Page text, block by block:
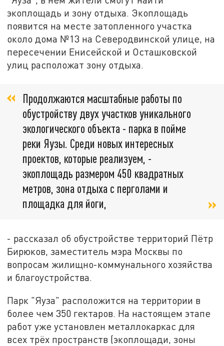
экоплощадь и зону отдыха. Экоплощадь
появится на месте затопленного участка
около дома №13 на Северодвинской улице, на
пересечении Енисейской и Осташковской
улиц расположат зону отдыха.
Продолжаются масштабные работы по
обустройству двух участков уникального
экологического объекта - парка в пойме
реки Яузы. Среди новых интересных
проектов, которые реализуем, -
экоплощадь размером 450 квадратных
метров, зона отдыха с перголами и
площадка для йоги,
- рассказал об обустройстве территорий Пётр
Бирюков, заместитель мэра Москвы по
вопросам жилищно-коммунального хозяйства
и благоустройства.
Парк "Яуза" расположится на территории в
более чем 350 гектаров. На настоящем этапе
работ уже установлен металлокаркас для
всех трёх пространств (экоплощади, зоны